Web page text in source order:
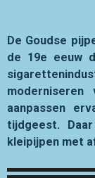
De Goudse
de 19e eeuw
aanpassen
tijdgeest.
kleipijpen met